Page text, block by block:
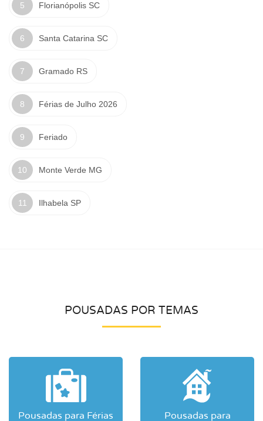
Florianópolis SC
Santa Catarina SC
Gramado RS
Férias de Julho 2026
Feriado
Monte Verde MG
Ilhabela SP
POUSADAS POR TEMAS
Pousadas para Férias
Pousadas para